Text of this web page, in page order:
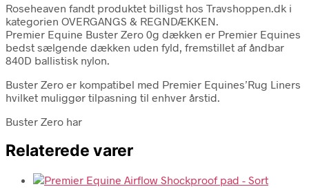
Roseheaven fandt produktet billigst hos Travshoppen.dk i
kategorien OVERGANGS & REGNDÆKKEN.
Premier Equine Buster Zero 0g dækken er Premier Equines
bedst sælgende dækken uden fyld, fremstillet af åndbar
840D ballistisk nylon.
Buster Zero er kompatibel med Premier Equines’Rug Liners
hvilket muliggør tilpasning til enhver årstid.
Buster Zero har
Relaterede varer